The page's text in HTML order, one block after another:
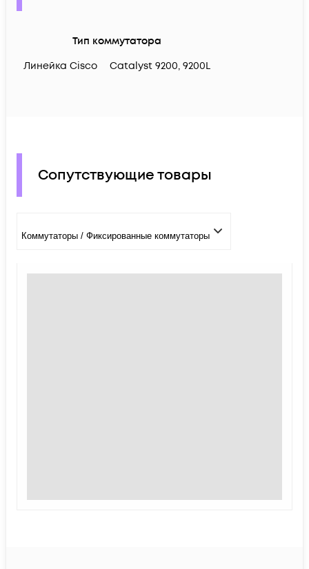
Тип коммутатора
Линейка Cisco
Catalyst 9200, 9200L
Сопутствующие товары
Коммутаторы / Фиксированные коммутаторы